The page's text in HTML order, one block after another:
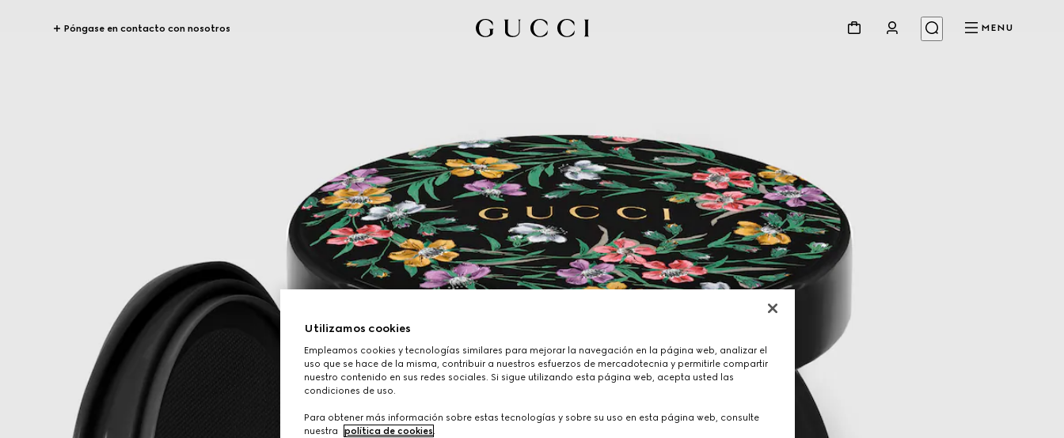
Póngase en contacto con nosotros MENU
Utilizamos cookies
Empleamos cookies y tecnologías similares para mejorar la navegación en la página web, analizar el
uso que se hace de la misma, contribuir a nuestros esfuerzos de mercadotecnia y permitirle compartir
nuestro contenido en sus redes sociales. Si sigue utilizando esta página web, acepta usted las
condiciones de uso.
Para obtener más información sobre estas tecnologías y sobre su uso en esta página web, consulte
nuestra
política de cookies.